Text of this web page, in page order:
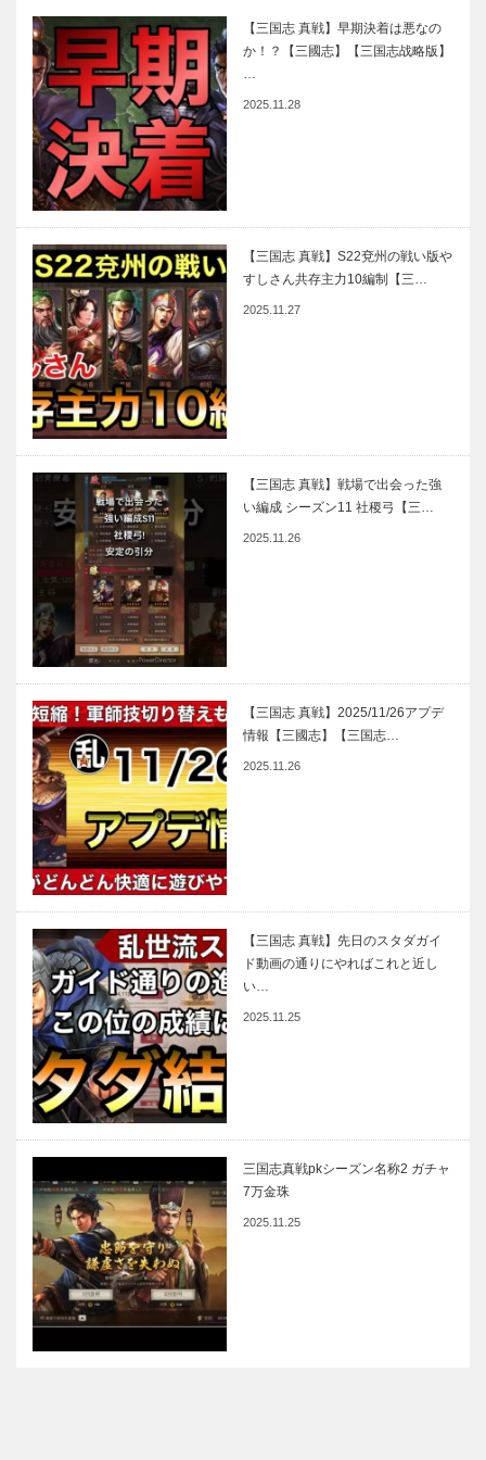
【三国志 真戦】早期決着は悪なの
か！？【三國志】【三国志战略版】
…
2025.11.28
【三国志 真戦】S22兗州の戦い版や
すしさん共存主力10編制【三…
2025.11.27
【三国志 真戦】戦場で出会った強
い編成 シーズン11 社稷弓【三…
2025.11.26
【三国志 真戦】2025/11/26アプデ
情報【三國志】【三国志…
2025.11.26
【三国志 真戦】先日のスタダガイ
ド動画の通りにやればこれと近し
い…
2025.11.25
三国志真戦pkシーズン名称2 ガチャ
7万金珠
2025.11.25